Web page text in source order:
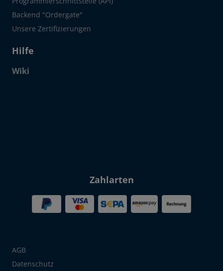
Backend "Ordergate"
Unsere Zertifizierungen
Hilfe
Wiki
Zahlarten
AGB
Datenschutz